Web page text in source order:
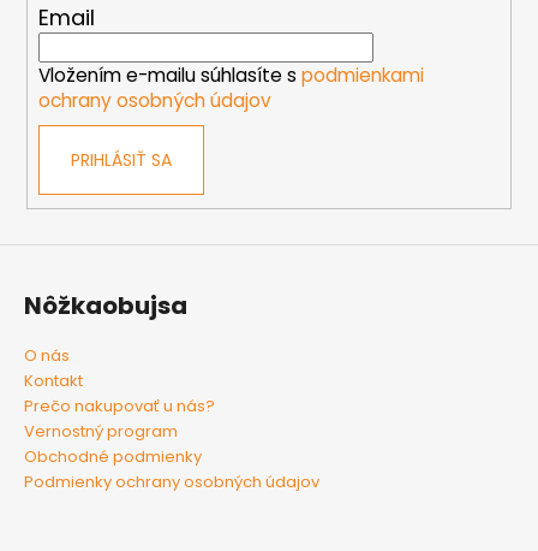
Email
Vložením e-mailu súhlasíte s podmienkami
ochrany osobných údajov
PRIHLÁSIŤ SA
Nôžkaobujsa
O nás
Kontakt
Prečo nakupovať u nás?
Vernostný program
Obchodné podmienky
Podmienky ochrany osobných údajov